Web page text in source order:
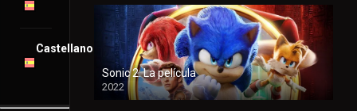
Castellano
Sonic 2: La película
2022